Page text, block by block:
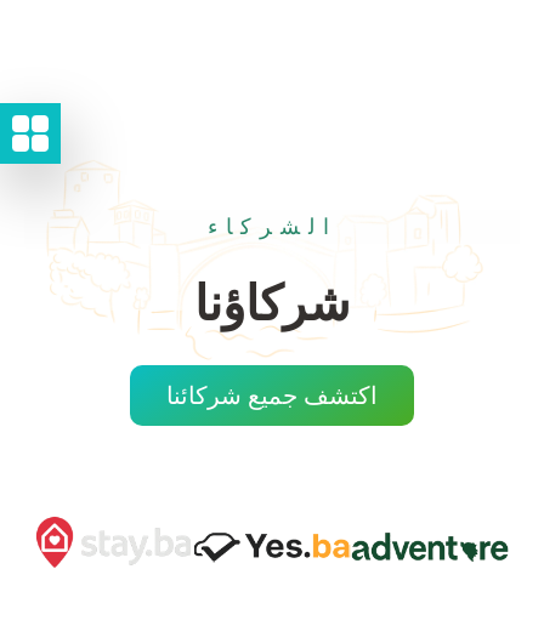
الشركاء
شركاؤنا
اكتشف جميع شركائنا